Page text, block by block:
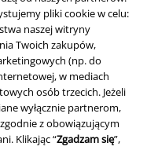
pliki cookie w celu:
naszej witryny
Twoich zakupów,
(np. do
w mediach
osób trzecich. Jeżeli
wyłącznie partnerom,
z obowiązującym
Klikając “Zgadzam się”,